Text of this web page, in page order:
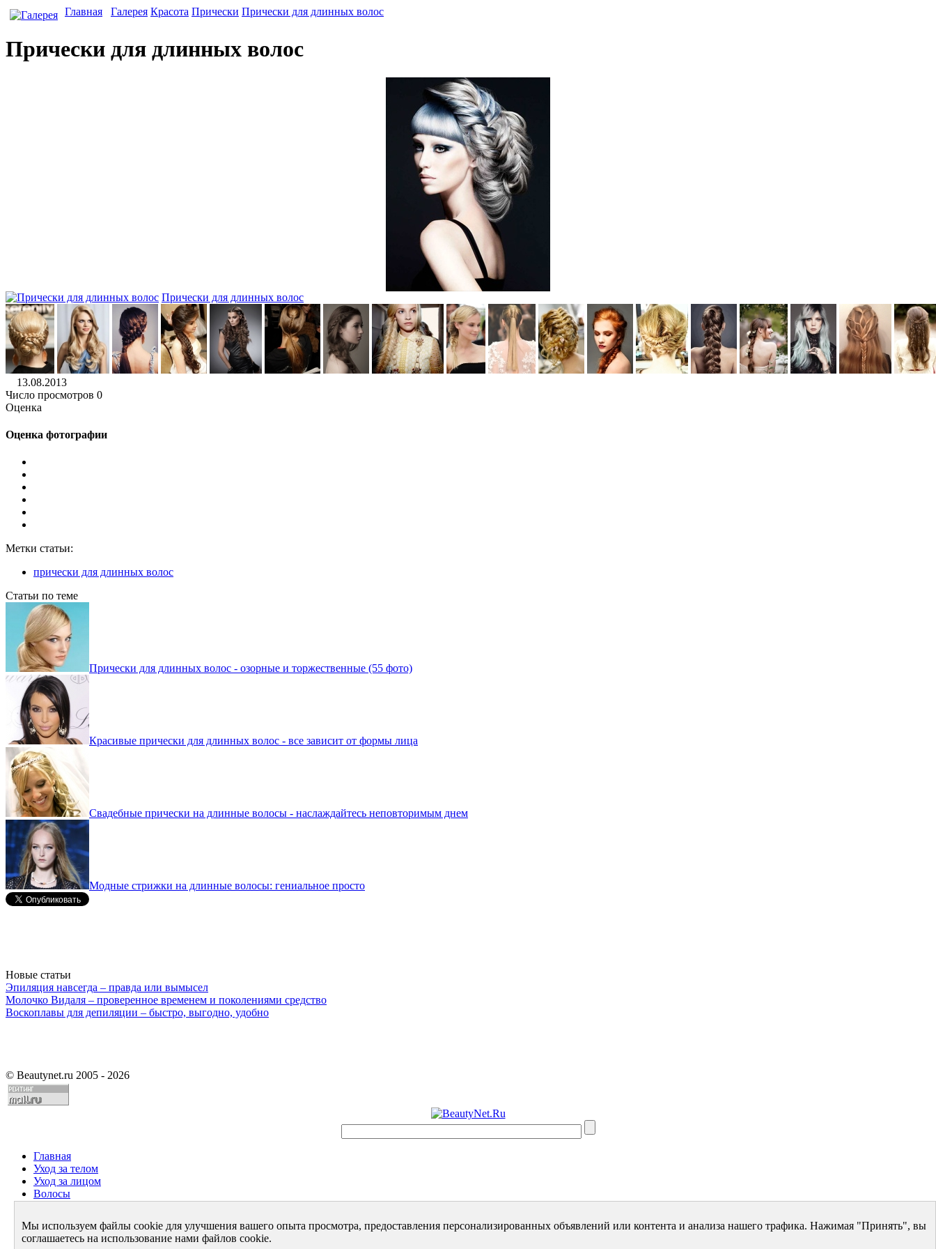
Главная Галерея Красота Прически Прически для длинных волос
Прически для длинных волос
Прически для длинных волос
13.08.2013
Число просмотров 0
Оценка
Оценка фотографии
Метки статьи:
прически для длинных волос
Статьи по теме
Прически для длинных волос - озорные и торжественные (55 фото)
Красивые прически для длинных волос - все зависит от формы лица
Свадебные прически на длинные волосы - наслаждайтесь неповторимым днем
Модные стрижки на длинные волосы: гениальное просто
Новые статьи
Эпиляция навсегда – правда или вымысел
Молочко Видаля – проверенное временем и поколениями средство
Воскоплавы для депиляции – быстро, выгодно, удобно
© Beautynet.ru 2005 - 2026
Главная
Уход за телом
Уход за лицом
Волосы
Диета
Стиль и имидж
Мы используем файлы cookie для улучшения вашего опыта просмотра, предоставления персонализированных объявлений или контента и анализа нашего трафика. Нажимая "Принять", вы
соглашаетесь на использование нами файлов cookie.